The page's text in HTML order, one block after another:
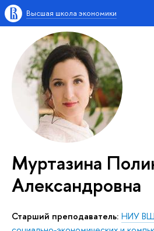
Высшая школа экономики
Муртазина
Александровна
Старший преподаватель: НИУ